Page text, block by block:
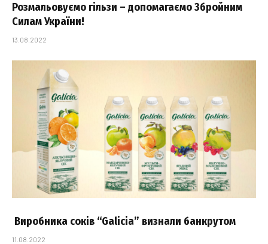
Розмальовуємо гільзи – допомагаємо Збройним
Силам України!
13.08.2022
Виробника соків “Galicia” визнали банкрутом
11.08.2022